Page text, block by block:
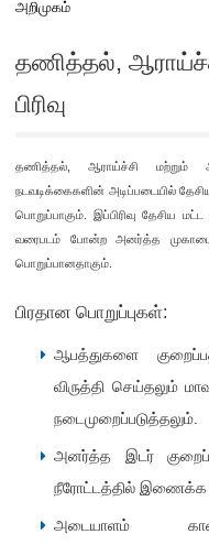
அறிமுகம்
தணித்தல்,
பிரிவு
தணித்தல், ஆராய்ச்சி மற்றும்
நடவடிக்கைகளின் அடிப்படையில்
பொறுப்பாகும். இப்பிரிவு தேசிய
வரைபடம் போன்ற அனர்த்த
பொறுப்பானதாகும்.
பிரதான பொறுப்புகள்:
ஆபத்துகளை
விருத்தி செய்தலும்
நடைமுறைப்படுத்தலும்.
அனர்த்த இடர்
நீரோட்டத்தில் இணைக்க
அடையாளம்